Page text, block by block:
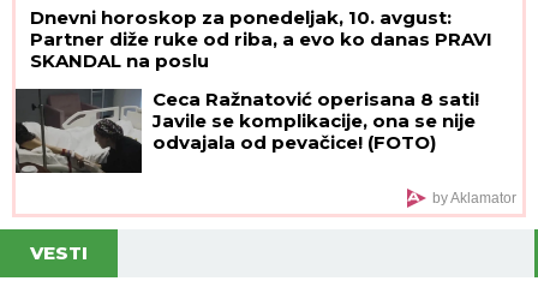
Dnevni horoskop za ponedeljak, 10. avgust:
Partner diže ruke od riba, a evo ko danas PRAVI
SKANDAL na poslu
Ceca Ražnatović operisana 8 sati!
Javile se komplikacije, ona se nije
odvajala od pevačice! (FOTO)
by Aklamator
VESTI